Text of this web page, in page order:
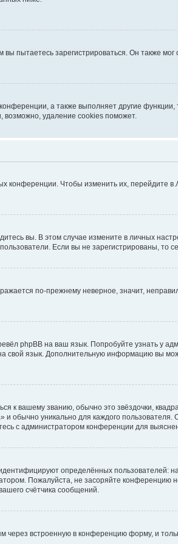
пытаетесь зарегистрироваться. Он также
а также выполняет другие
возможно, удаление cookies поможет.
конференции. Чтобы изменить их, перейдите в
вы. В этом случае измените в личных
Если вы не зарегистрированы, то
по-прежнему неверное, значит,
phpBB на ваш язык. Попробуйте узнать у
свой язык. Дополнительную информацию вы
к вашему званию, обычно это звёздочки,
обычно уникально для каждого
с администратором конференции для
определённых пользователей:
Пожалуйста, не засоряйте конференцию
счётчика сообщений.
через встроенную в конференцию форму, и